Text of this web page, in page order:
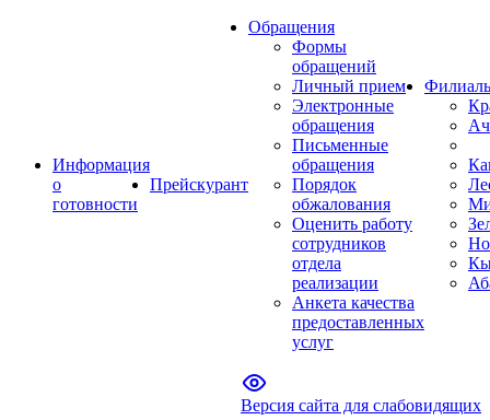
Информация
о
готовности
Прейскурант
Обращения
Формы
обращений
Личный прием
Электронные
обращения
Письменные
обращения
Порядок
обжалования
Оценить работу
сотрудников
отдела
реализации
Анкета качества
предоставленных
услуг
Версия сайта для слабовидящих